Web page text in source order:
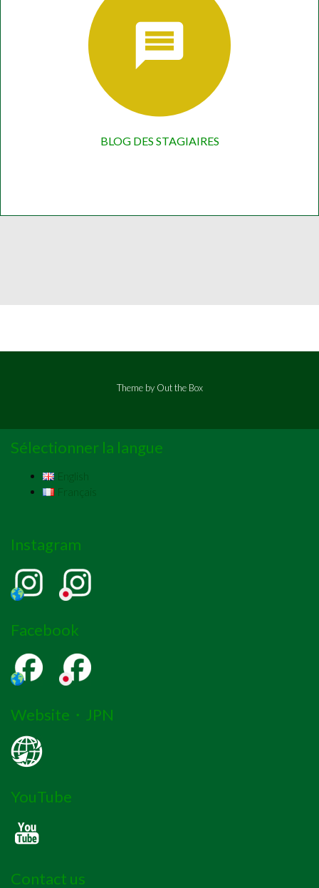
BLOG DES STAGIAIRES
Theme by Out the Box
Sélectionner la langue
English
Français
Instagram
Facebook
Website・JPN
YouTube
Contact us